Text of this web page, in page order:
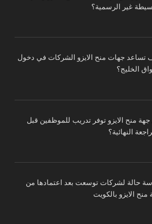
غير الرسمية؟
تساعد جهات منح الايزو الشركات في دخول
الخليج؟
منح الايزو توفر تدريب للموظفين قبل
النهائية؟
حالة لشركات توسعت بعد اعتمادها من
منح الايزو بالكويت